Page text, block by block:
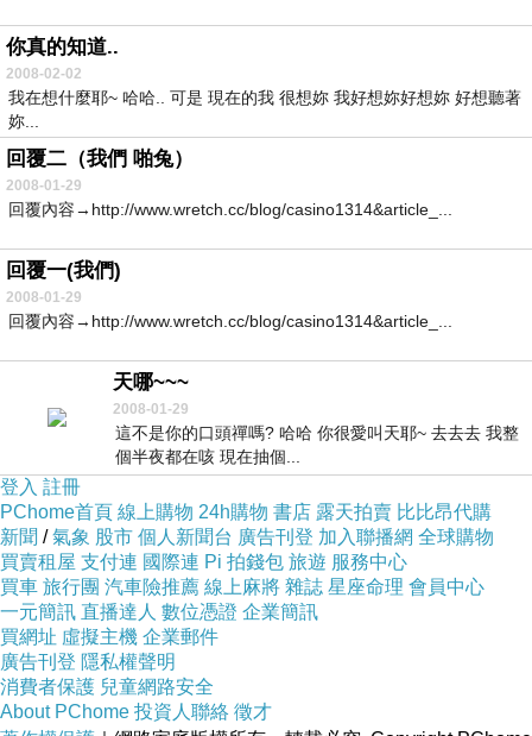
你真的知道..
2008-02-02
我在想什麼耶~ 哈哈.. 可是 現在的我 很想妳 我好想妳好想妳 好想聽著
妳...
回覆二（我們 啪兔）
2008-01-29
回覆內容→http://www.wretch.cc/blog/casino1314&article_...
回覆一(我們)
2008-01-29
回覆內容→http://www.wretch.cc/blog/casino1314&article_...
天哪~~~
2008-01-29
這不是你的口頭禪嗎? 哈哈 你很愛叫天耶~ 去去去 我整
個半夜都在咳 現在抽個...
登入 註冊
PChome首頁 線上購物 24h購物 書店 露天拍賣 比比昂代購
新聞 /氣象 股市 個人新聞台 廣告刊登 加入聯播網 全球購物
買賣租屋 支付連 國際連 Pi 拍錢包 旅遊 服務中心
買車 旅行團 汽車險推薦 線上麻將 雜誌 星座命理 會員中心
一元簡訊 直播達人 數位憑證 企業簡訊
買網址 虛擬主機 企業郵件
廣告刊登 隱私權聲明
消費者保護 兒童網路安全
About PChome 投資人聯絡 徵才